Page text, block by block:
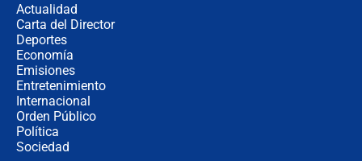
Actualidad
Carta del Director
Deportes
Economía
Emisiones
Entretenimiento
Internacional
Orden Público
Política
Sociedad